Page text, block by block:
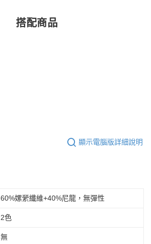
搭配商品
顯示電腦版詳細說明
60%嫘縈纖維+40%尼龍，無彈性
2色
無